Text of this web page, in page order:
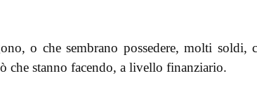
o che sembrano possedere, molti soldi,
che stanno facendo, a livello finanziario.